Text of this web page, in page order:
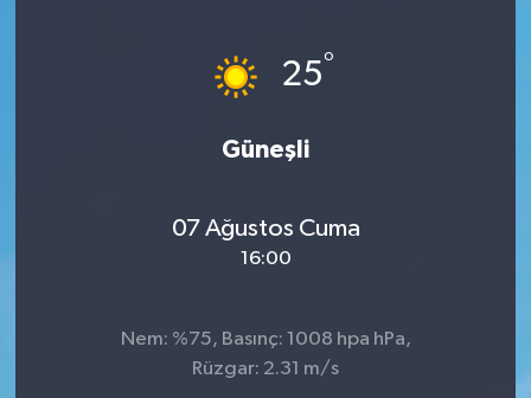
25°
Güneşli
07 Ağustos Cuma
16:00
Nem: %75, Basınç: 1008 hpa hPa,
Rüzgar: 2.31 m/s
Yüksek İstişare Kurulu